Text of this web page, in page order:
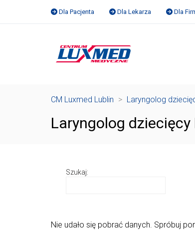
Dla Pacjenta Dla Lekarza Dla
CM Luxmed Lublin > Laryngolog
Laryngolog
Szukaj:
Nie udało się pobrać danych. Spróbuj